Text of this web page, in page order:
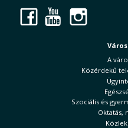
A
Közérdekű
Szociális és
Oktatás,